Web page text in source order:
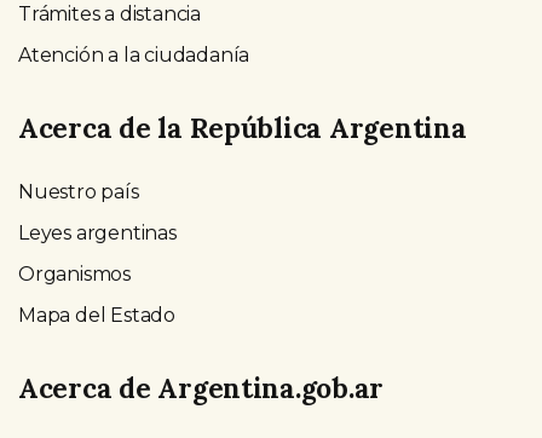
Trámites a distancia
Atención a la ciudadanía
Acerca de la República Argentina
Nuestro país
Leyes argentinas
Organismos
Mapa del Estado
Acerca de Argentina.gob.ar